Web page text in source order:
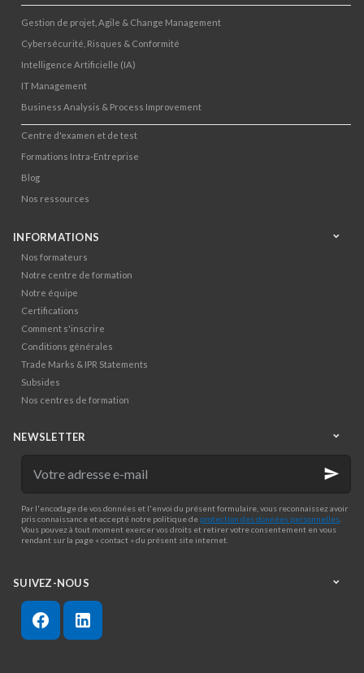
Gestion de projet, Agile & Change Management
Cybersécurité, Risques & Conformité
Intelligence Artificielle (IA)
IT Management
Business Analysis & Process Improvement
Centre d'examen et de test
Formations Intra-Entreprise
Blog
Nos ressources
INFORMATIONS
Nos formateurs
Notre centre de formation
Notre équipe
Certifications
Comment s'inscrire
Conditions générales
Trade Marks & IPR Statements
Subsides
Nos centres de formation
NEWSLETTER
adresse
Par l'encodage de vos données et l'envoi du présent formulaire, vous reconnaissez avoir
pris connaissance et accepté notre politique de protection des données personnelles
Vous pouvez à tout moment exercer vos droits et retirer votre consentement en vous
rendant sur la page « contact » du présent site internet.
SUIVEZ-NOUS